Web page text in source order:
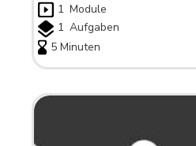
1 Module
1 Aufgaben
5 Minuten